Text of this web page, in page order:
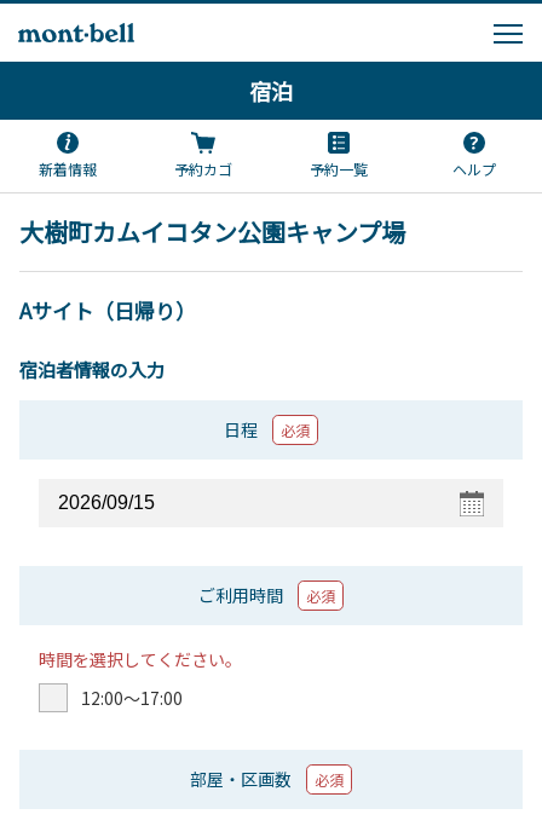
宿泊
新着情報 予約カゴ 予約一覧 ヘルプ
大樹町カムイコタン公園キャンプ場
Aサイト（日帰り）
宿泊者情報の入力
日程 必須
ご利用時間 必須
時間を選択してください。
12:00〜17:00
部屋・区画数 必須